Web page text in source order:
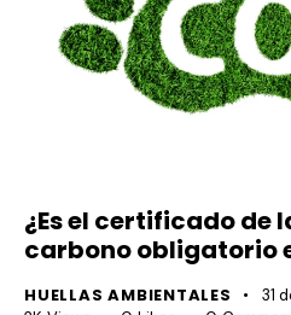
¿Es el certificado de
carbono obligatorio
HUELLAS AMBIENTALES
31